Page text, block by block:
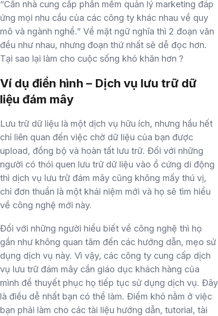
“Cần nhà cung cấp phần mềm quản lý marketing đáp
ứng mọi nhu cầu của các công ty khác nhau về quy
mô và ngành nghề.” Về mặt ngữ nghĩa thì 2 đoạn văn
đều như nhau, nhưng đoạn thứ nhất sẽ dễ đọc hơn.
Tại sao lại làm cho cuộc sống khó khăn hơn ?
Ví dụ điển hình – Dịch vụ lưu trữ dữ
liệu đám mây
Lưu trữ dữ liệu là một dịch vụ hữu ích, nhưng hầu hết
chỉ liên quan đến việc chờ dữ liệu của bạn được
upload, đồng bộ và hoàn tất lưu trữ. Đối với những
người có thói quen lưu trữ dữ liệu vào ổ cứng di động
thì dịch vụ lưu trữ đám mây cũng không mấy thú vị,
chỉ đơn thuần là một khái niệm mới và họ sẽ tìm hiểu
về công nghệ mới này.
Đối với những người hiểu biết về công nghệ thì họ
gần như không quan tâm đến các hướng dẫn, mẹo sử
dụng dịch vụ này. Vì vậy, các công ty cung cấp dịch
vụ lưu trữ đám mây cần giáo dục khách hàng của
mình để thuyết phục họ tiếp tục sử dụng dịch vụ. Đây
là điều dễ nhất bạn có thể làm. Điểm khó nằm ở việc
bạn phải làm cho các tài liệu hướng dẫn, tutorial, tài